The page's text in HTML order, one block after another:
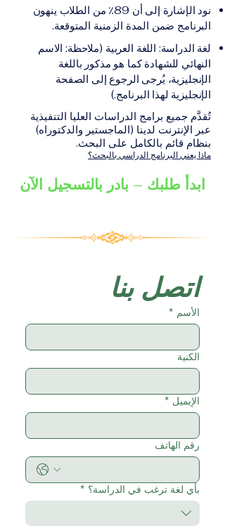
الإلكترونيقد يُطلب تقديم
مستندات إضافية حسب
البرنامج والمؤسسة التعليمية
الأكاديمية المناسبة للبرنامج،
والتي تصدر عن المؤسسة
التعليمية المسؤولة عن تقديم
البرنامج ضمن شبكة VBNN
Smart Education Group.
نود الإشارة إلى أن 89٪ من الطلاب ينهون
البرنامج ضمن المدة الزمنية المتوقعة.
لغة الدراسة: اللغة العربية (ملاحظة: الاسم
النهائي للشهادة كما هو مذكور باللغة
الإنجليزية، يُرجى الرجوع إلى الصفحة
الإنجليزية لهذا البرنامج.)
تُقدَّم جميع برامج الدراسات العليا التنفيذية
عبر الإنترنت لدينا (الماجستير والدكتوراه)
بنظام قائم بالكامل على البحث.
ماذا يعني البرنامج الدراسي بالبحث؟
ابدأ طلبك – بادر بالتسجيل الآن
اتصل بنا
الأسم *
الكنية
الإيميل *
رقم الهاتف
بأي لغة ترغب في الدراسة؟ *